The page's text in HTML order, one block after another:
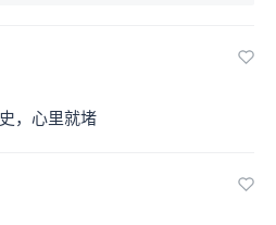
，心里就堵